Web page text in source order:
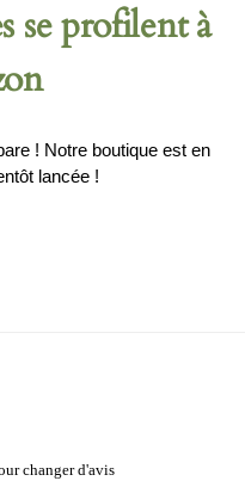
se profilent à
! Notre boutique est en
lancée !
changer d'avis